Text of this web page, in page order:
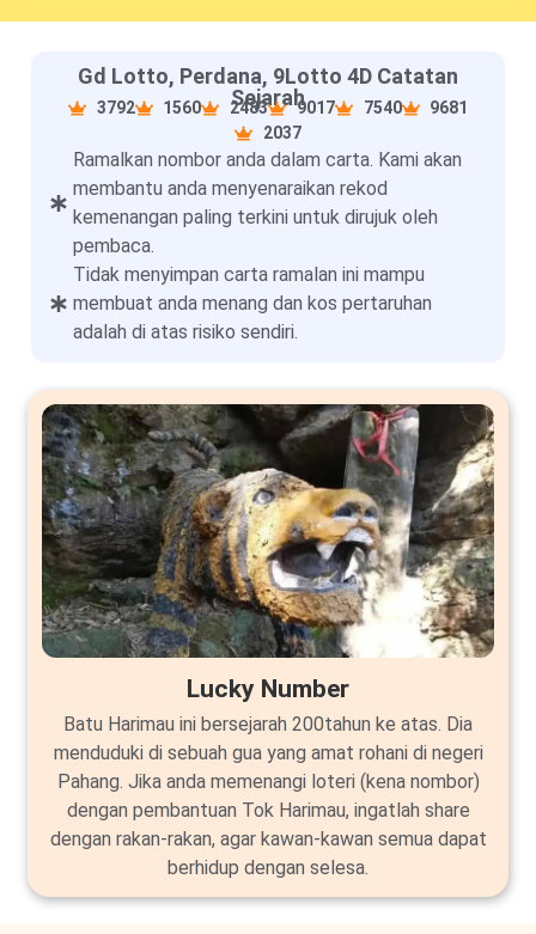
Gd Lotto, Perdana, 9Lotto 4D Catatan
Sejarah
3792 1560 2483 9017 7540
9681
2037
Ramalkan nombor anda dalam carta. Kami akan
membantu anda menyenaraikan rekod
kemenangan paling terkini untuk dirujuk oleh
pembaca.
Tidak menyimpan carta ramalan ini mampu
membuat anda menang dan kos pertaruhan
adalah di atas risiko sendiri.
Lucky Number
Batu Harimau ini bersejarah 200tahun ke atas. Dia
menduduki di sebuah gua yang amat rohani di negeri
Pahang. Jika anda memenangi loteri (kena nombor)
dengan pembantuan Tok Harimau, ingatlah share
dengan rakan-rakan, agar kawan-kawan semua dapat
berhidup dengan selesa.